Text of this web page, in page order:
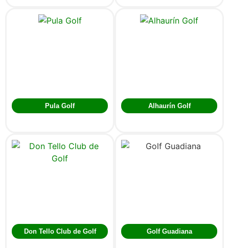
Pula Golf Alhaurín Golf
Don Tello Club de Golf Golf Guadiana